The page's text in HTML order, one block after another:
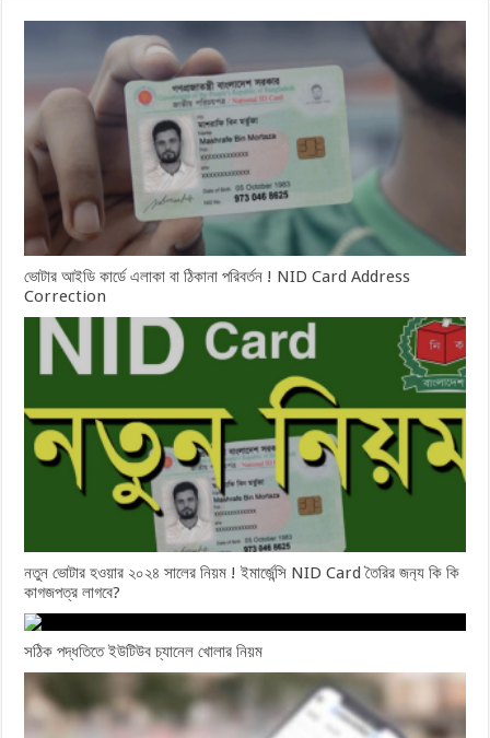
ভোটার আইডি কার্ডে এলাকা বা ঠিকানা পরিবর্তন ! NID Card Address
Correction
নতুন ভোটার হওয়ার ২০২৪ সালের নিয়ম ! ইমার্জেন্সি NID Card তৈরির জন‍্য কি কি
কাগজপত্র লাগবে?
সঠিক পদ্ধতিতে ইউটিউব চ্যানেল খোলার নিয়ম